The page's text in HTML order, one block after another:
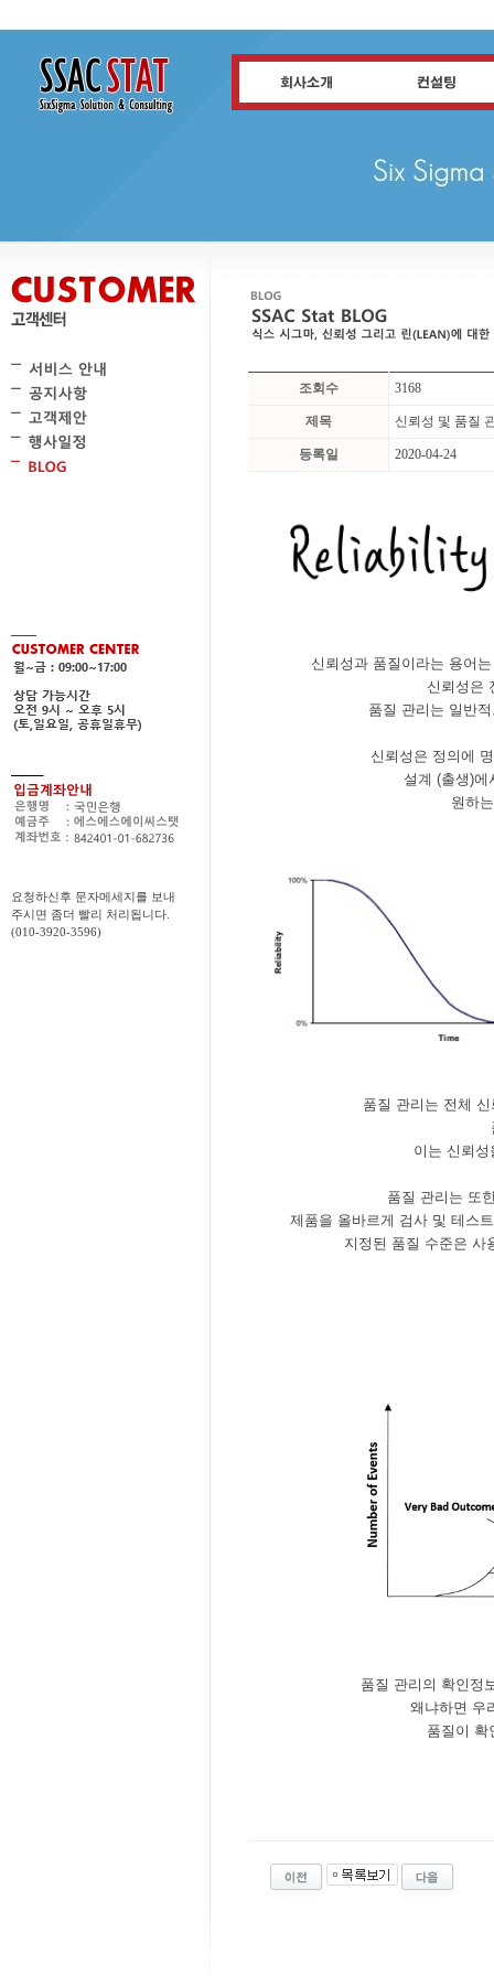
요청하신후 문자메세지를 보내
주시면 좀더 빨리 처리됩니다.
(010-3920-3596)
조회수 3168
제목 신뢰성 및 품질
등록일 2020-04-24
신뢰성과 품질이라는 용어
신뢰성은
품질 관리는 일반
신뢰성은 정의에
설계 (출생)
원하
품질 관리는 전체
이는 신뢰
품질 관리는 또
제품을 올바르게 검사 및 테스
지정된 품질 수준은 사
품질 관리의 확인정
왜냐하면 우
품질이 확